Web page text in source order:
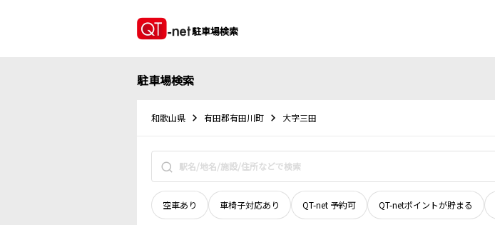
駐車場検索
駐車場検索
和歌山県 有田郡有田川町 大字三田
空車あり 車椅子対応あり QT-net 予約可 QT-netポイントが貯まる